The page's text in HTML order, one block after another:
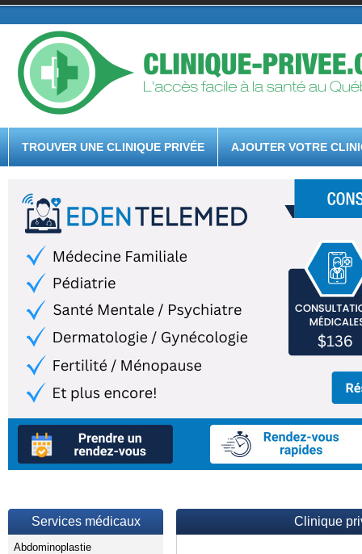
TROUVER UNE CLINIQUE PRIVÉE AJOUTER VOTRE
Services médicaux
Abdominoplastie
Clinique